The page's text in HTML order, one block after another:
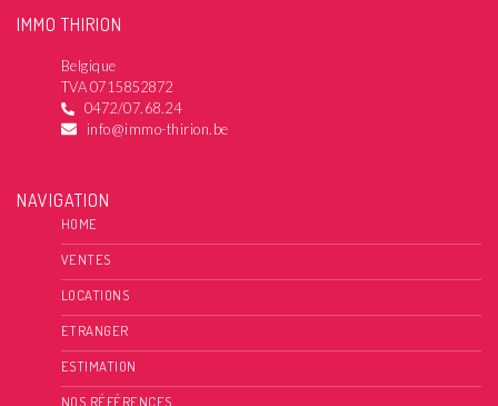
IMMO THIRION
Belgique
TVA 0715852872
0472/07.68.24
info@immo-thirion.be
NAVIGATION
HOME
VENTES
LOCATIONS
ETRANGER
ESTIMATION
NOS RÉFÉRENCES